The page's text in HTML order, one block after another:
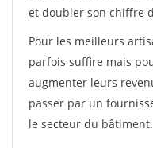
et doubler son chiffre
Pour les meilleurs
parfois suffire mais
augmenter leurs
passer par un
le secteur du bâtiment.